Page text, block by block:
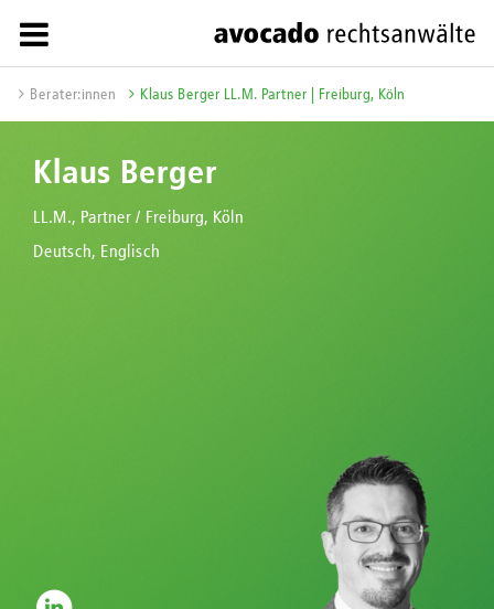
Berater:innen Klaus Berger LL.M. Partner | Freiburg, Köln
Klaus Berger
LL.M., Partner / Freiburg, Köln
Deutsch, Englisch